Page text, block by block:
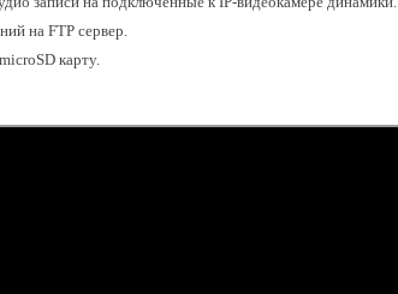
на FTP сервер.
карту.